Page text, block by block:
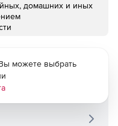
домашних и иных
можете выбрать